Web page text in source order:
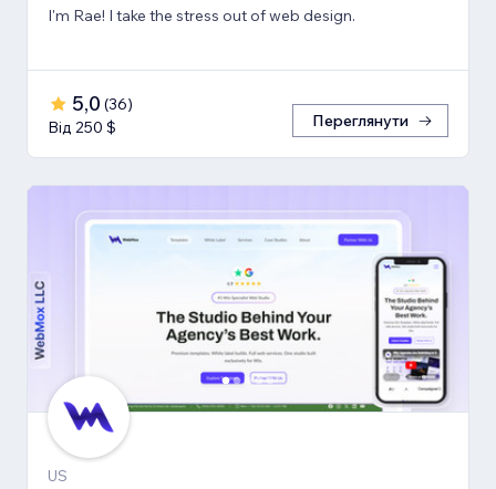
I'm Rae! I take the stress out of web design.
5,0 (36)
Від 250 $
Переглянути
US